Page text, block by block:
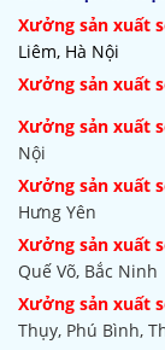
Xưởng sản xuất
Liêm, Hà Nội
Xưởng sản xuất
Xưởng sản xuất
Nội
Xưởng sản xuất
Hưng Yên
Xưởng sản xuất
Quế Võ, Bắc Ninh
Xưởng sản xuất
Thụy, Phú Bình,